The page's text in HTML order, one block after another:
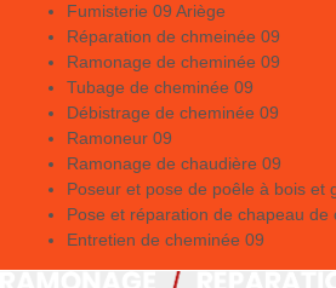
Fumisterie 09 Ariège
Réparation de chmeinée 09
Ramonage de cheminée 09
Tubage de cheminée 09
Débistrage de cheminée 09
Ramoneur 09
Ramonage de chaudière 09
Poseur et pose de poêle à bois et
Pose et réparation de chapeau de
Entretien de cheminée 09